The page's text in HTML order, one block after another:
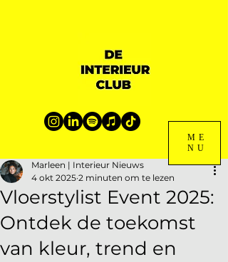
ME
NU
Vloerstylist Event 2025:
Ontdek de toekomst
van kleur, trend en
Marleen | Interieur Nieuws
4 okt 2025 2 minuten om te lezen